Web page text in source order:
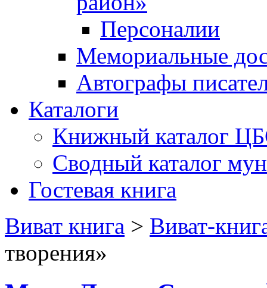
Персоналии
Мемориальные
Автографы
Каталоги
Книжный каталог
Сводный каталог
Гостевая книга
Виват книга > Виват-
творения»